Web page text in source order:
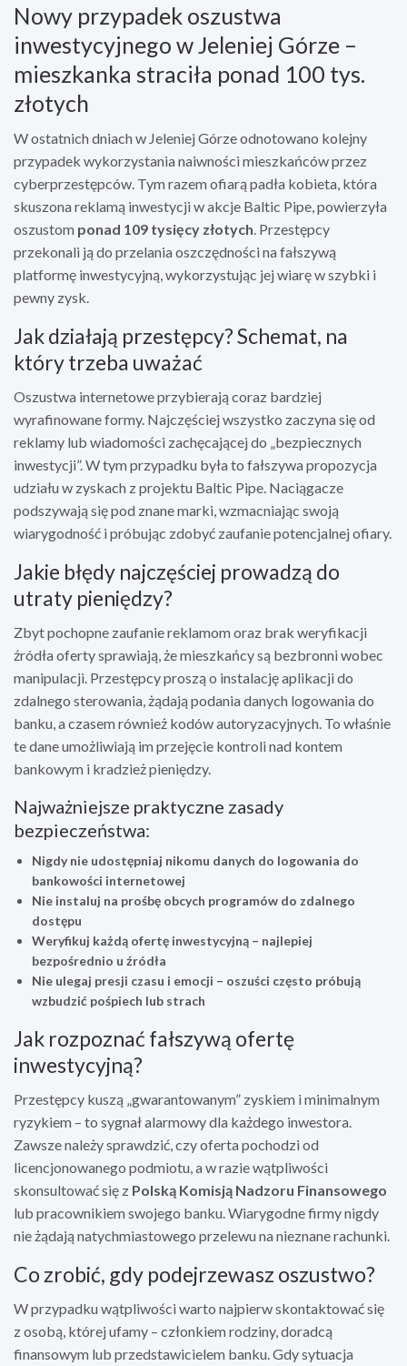
Nowy przypadek oszustwa
inwestycyjnego w Jeleniej Górze –
mieszkanka straciła ponad 100 tys.
złotych
W ostatnich dniach w Jeleniej Górze odnotowano kolejny
przypadek wykorzystania naiwności mieszkańców przez
cyberprzestępców. Tym razem ofiarą padła kobieta, która
skuszona reklamą inwestycji w akcje Baltic Pipe, powierzyła
oszustom ponad 109 tysięcy złotych. Przestępcy
przekonali ją do przelania oszczędności na fałszywą
platformę inwestycyjną, wykorzystując jej wiarę w szybki i
pewny zysk.
Jak działają przestępcy? Schemat, na
który trzeba uważać
Oszustwa internetowe przybierają coraz bardziej
wyrafinowane formy. Najczęściej wszystko zaczyna się od
reklamy lub wiadomości zachęcającej do „bezpiecznych
inwestycji”. W tym przypadku była to fałszywa propozycja
udziału w zyskach z projektu Baltic Pipe. Naciągacze
podszywają się pod znane marki, wzmacniając swoją
wiarygodność i próbując zdobyć zaufanie potencjalnej ofiary.
Jakie błędy najczęściej prowadzą do
utraty pieniędzy?
Zbyt pochopne zaufanie reklamom oraz brak weryfikacji
źródła oferty sprawiają, że mieszkańcy są bezbronni wobec
manipulacji. Przestępcy proszą o instalację aplikacji do
zdalnego sterowania, żądają podania danych logowania do
banku, a czasem również kodów autoryzacyjnych. To właśnie
te dane umożliwiają im przejęcie kontroli nad kontem
bankowym i kradzież pieniędzy.
Najważniejsze praktyczne zasady
bezpieczeństwa:
Nigdy nie udostępniaj nikomu danych do logowania do
bankowości internetowej
Nie instaluj na prośbę obcych programów do zdalnego
dostępu
Weryfikuj każdą ofertę inwestycyjną – najlepiej
bezpośrednio u źródła
Nie ulegaj presji czasu i emocji – oszuści często próbują
wzbudzić pośpiech lub strach
Jak rozpoznać fałszywą ofertę
inwestycyjną?
Przestępcy kuszą „gwarantowanym” zyskiem i minimalnym
ryzykiem – to sygnał alarmowy dla każdego inwestora.
Zawsze należy sprawdzić, czy oferta pochodzi od
licencjonowanego podmiotu, a w razie wątpliwości
skonsultować się z Polską Komisją Nadzoru Finansowego
lub pracownikiem swojego banku. Wiarygodne firmy nigdy
nie żądają natychmiastowego przelewu na nieznane rachunki.
Co zrobić, gdy podejrzewasz oszustwo?
W przypadku wątpliwości warto najpierw skontaktować się
z osobą, której ufamy – członkiem rodziny, doradcą
finansowym lub przedstawicielem banku. Gdy sytuacja